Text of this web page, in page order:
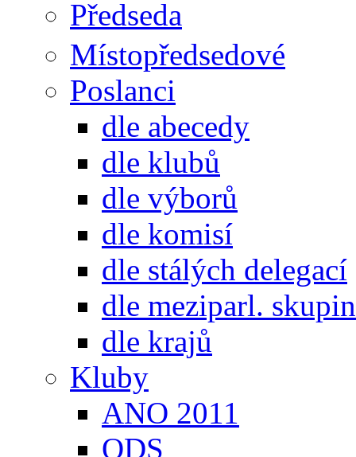
Předseda
Místopředsedové
Poslanci
dle abecedy
dle klubů
dle výborů
dle komisí
dle stálých delegací
dle meziparl. skupin
dle krajů
Kluby
ANO 2011
ODS